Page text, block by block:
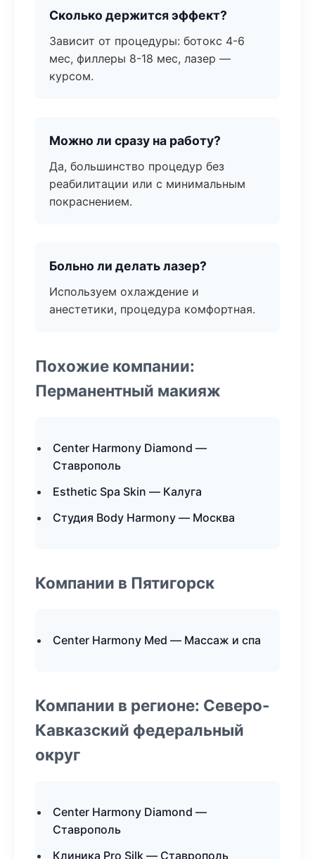
Сколько держится эффект?
Зависит от процедуры: ботокс 4-6
мес, филлеры 8-18 мес, лазер —
курсом.
Можно ли сразу на работу?
Да, большинство процедур без
реабилитации или с минимальным
покраснением.
Больно ли делать лазер?
Используем охлаждение и
анестетики, процедура комфортная.
Похожие компании:
Перманентный макияж
Center Harmony Diamond —
Ставрополь
Esthetic Spa Skin — Калуга
Студия Body Harmony — Москва
Компании в Пятигорск
Center Harmony Med — Массаж и спа
Компании в регионе: Северо-
Кавказский федеральный
округ
Center Harmony Diamond —
Ставрополь
Клиника Pro Silk — Ставрополь